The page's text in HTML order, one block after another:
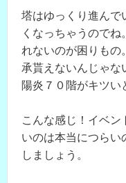
塔はゆっくり進んで
くなっちゃうので
れないのが困りもの
承貰えないんじゃな
陽炎７０階がキツい
こんな感じ！イベン
いのは本当につらい
しましょう。